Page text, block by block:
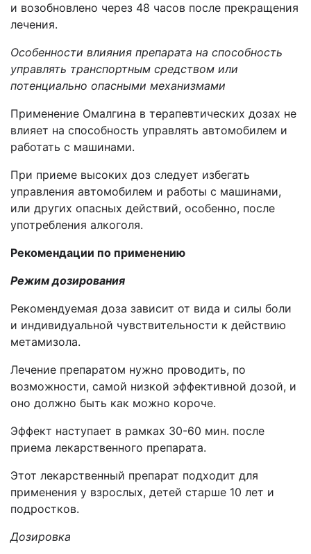
и возобновлено через 48 часов после прекращения
лечения.
Особенности влияния препарата на способность
управлять транспортным средством или
потенциально опасными механизмами
Применение Омалгина в терапевтических дозах не
влияет на способность управлять автомобилем и
работать с машинами.
При приеме высоких доз следует избегать
управления автомобилем и работы с машинами,
или других опасных действий, особенно, после
употребления алкоголя.
Рекомендации по применению
Режим дозирования
Рекомендуемая доза зависит от вида и силы боли
и индивидуальной чувствительности к действию
метамизола.
Лечение препаратом нужно проводить, по
возможности, самой низкой эффективной дозой, и
оно должно быть как можно короче.
Эффект наступает в рамках 30-60 мин. после
приема лекарственного препарата.
Этот лекарственный препарат подходит для
применения у взрослых, детей старше 10 лет и
подростков.
Дозировка